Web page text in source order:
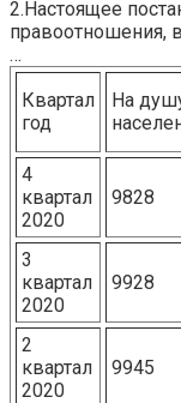
2.Настоящее
правоотношения,
…
Квартал
год
На
4
квартал
2020
9828
3
квартал
2020
9928
2
квартал
2020
9945